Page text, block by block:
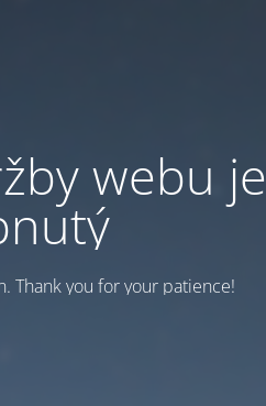
webu je
Thank you for your patience!